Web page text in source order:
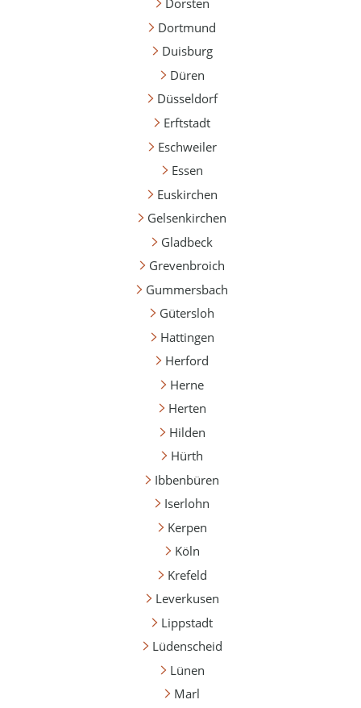
Dorsten
Dortmund
Duisburg
Düren
Düsseldorf
Erftstadt
Eschweiler
Essen
Euskirchen
Gelsenkirchen
Gladbeck
Grevenbroich
Gummersbach
Gütersloh
Hattingen
Herford
Herne
Herten
Hilden
Hürth
Ibbenbüren
Iserlohn
Kerpen
Köln
Krefeld
Leverkusen
Lippstadt
Lüdenscheid
Lünen
Marl